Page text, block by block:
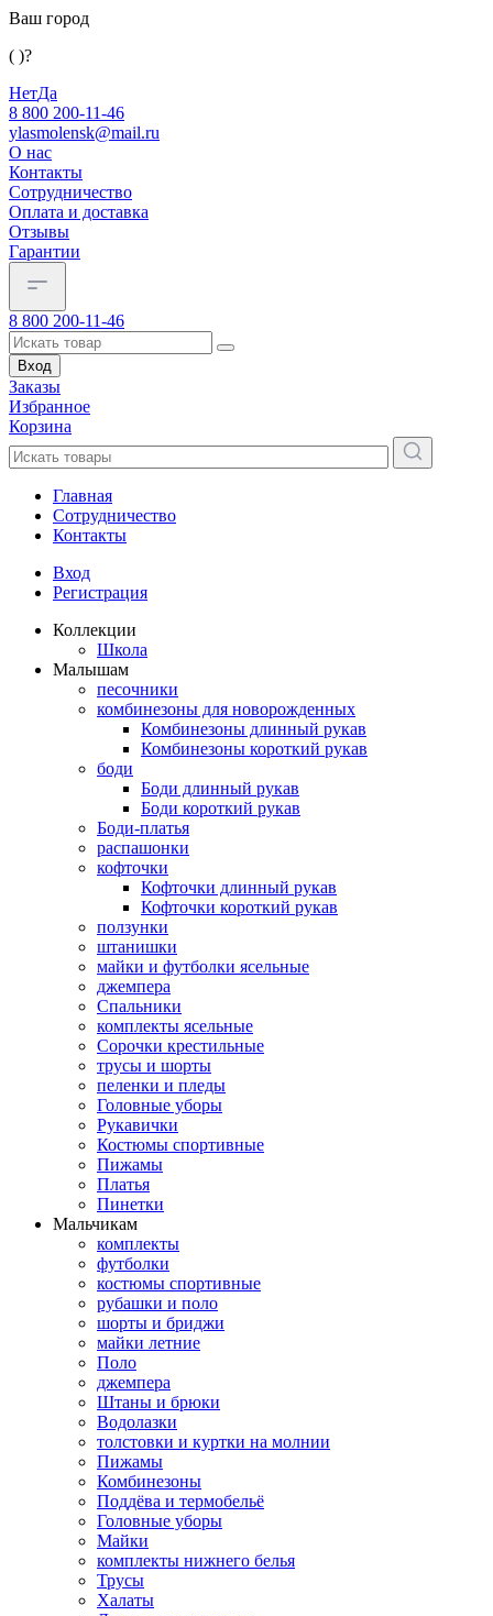
Ваш город
( )?
НетДа
8 800 200-11-46
ylasmolensk@mail.ru
О нас
Контакты
Сотрудничество
Оплата и доставка
Отзывы
Гарантии
8 800 200-11-46
Вход
Заказы
Избранное
Корзина
Главная
Сотрудничество
Контакты
Вход
Регистрация
Коллекции
Школа
Малышам
песочники
комбинезоны для новорожденных
Комбинезоны длинный рукав
Комбинезоны короткий рукав
боди
Боди длинный рукав
Боди короткий рукав
Боди-платья
распашонки
кофточки
Кофточки длинный рукав
Кофточки короткий рукав
ползунки
штанишки
майки и футболки ясельные
джемпера
Спальники
комплекты ясельные
Сорочки крестильные
трусы и шорты
пеленки и пледы
Головные уборы
Рукавички
Костюмы спортивные
Пижамы
Платья
Пинетки
Мальчикам
комплекты
футболки
костюмы спортивные
рубашки и поло
шорты и бриджи
майки летние
Поло
джемпера
Штаны и брюки
Водолазки
толстовки и куртки на молнии
Пижамы
Комбинезоны
Поддёва и термобельё
Головные уборы
Майки
комплекты нижнего белья
Трусы
Халаты